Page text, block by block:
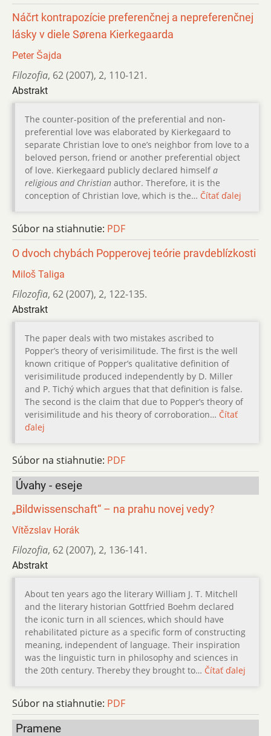
Náčrt kontrapozície preferenčnej a nepreferenčnej
lásky v diele Sørena Kierkegaarda
Peter Šajda
Filozofia, 62 (2007), 2, 110-121.
Abstrakt
The counter-position of the preferential and non-
preferential love was elaborated by Kierkegaard to
separate Christian love to one’s neighbor from love to a
beloved person, friend or another preferential object
of love. Kierkegaard publicly declared himselfa
religious and Christian author. Therefore, it is the
conception of Christian love, which is the… Čítať ďalej
Súbor na stiahnutie: PDF
O dvoch chybách Popperovej teórie pravdeblízkosti
Miloš Taliga
Filozofia, 62 (2007), 2, 122-135.
Abstrakt
The paper deals with two mistakes ascribed to
Popper’s theory of verisimilitude. The first is the well
known critique of Popper’s qualitative definition of
verisimilitude produced independently by D. Miller
and P. Tichý which argues that that definition is false.
The second is the claim that due to Popper’s theory of
verisimilitude and his theory of corroboration… Čítať
ďalej
Súbor na stiahnutie: PDF
Úvahy - eseje
„Bildwissenschaft“ – na prahu novej vedy?
Vítězslav Horák
Filozofia, 62 (2007), 2, 136-141.
Abstrakt
About ten years ago the literary William J. T. Mitchell
and the literary historian Gottfried Boehm declared
the iconic turn in all sciences, which should have
rehabilitated picture as a specific form of constructing
meaning, independent of language. Their inspiration
was the linguistic turn in philosophy and sciences in
the 20th century. Thereby they brought to… Čítať ďalej
Súbor na stiahnutie: PDF
Pramene